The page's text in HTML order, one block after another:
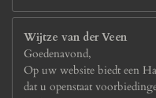
Wijtze van der Veen
Goedenavond,
Op uw website biedt een
dat u openstaat